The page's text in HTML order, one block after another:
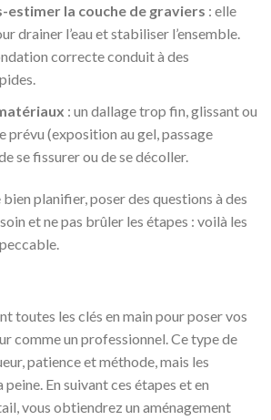
estimer la couche de graviers : elle
drainer l’eau et stabiliser l’ensemble.
correcte conduit à des
: un dallage trop fin, glissant ou
prévu (exposition au gel, passage
se fissurer ou de se décoller.
planifier, poser des questions à des
et ne pas brûler les étapes : voilà les
toutes les clés en main pour poser vos
comme un professionnel. Ce type de
patience et méthode, mais les
En suivant ces étapes et en
vous obtiendrez un aménagement